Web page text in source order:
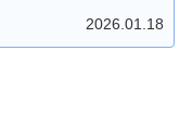
2026.01.18